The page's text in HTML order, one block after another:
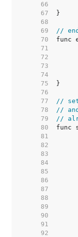
    66
    67
    68
    69
//
    70
    71
    72
    73
    74
    75
    76
    77
//
    78
//
    79
//
    80
    81
    82
    83
    84
    85
    86
    87
    88
    89
    90
    91
    92